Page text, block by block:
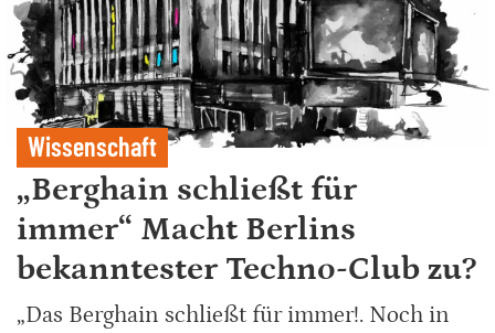
Wissenschaft
„Berghain schließt für
immer“ Macht Berlins
bekanntester Techno-Club zu?
„Das Berghain schließt für immer!. Noch in